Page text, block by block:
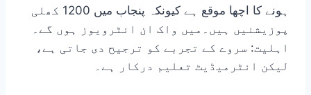
ہونے کا اچھا موقع ہے کیونکہ پنجاب میں 1200 کھلی
پوزیشنیں ہیں۔میں واک ان انٹرویوز ہوں گے۔
اہلیت: سروے کے تجربے کو ترجیح دی جاتی ہے،
لیکن انٹرمیڈیٹ تعلیم درکار ہے۔